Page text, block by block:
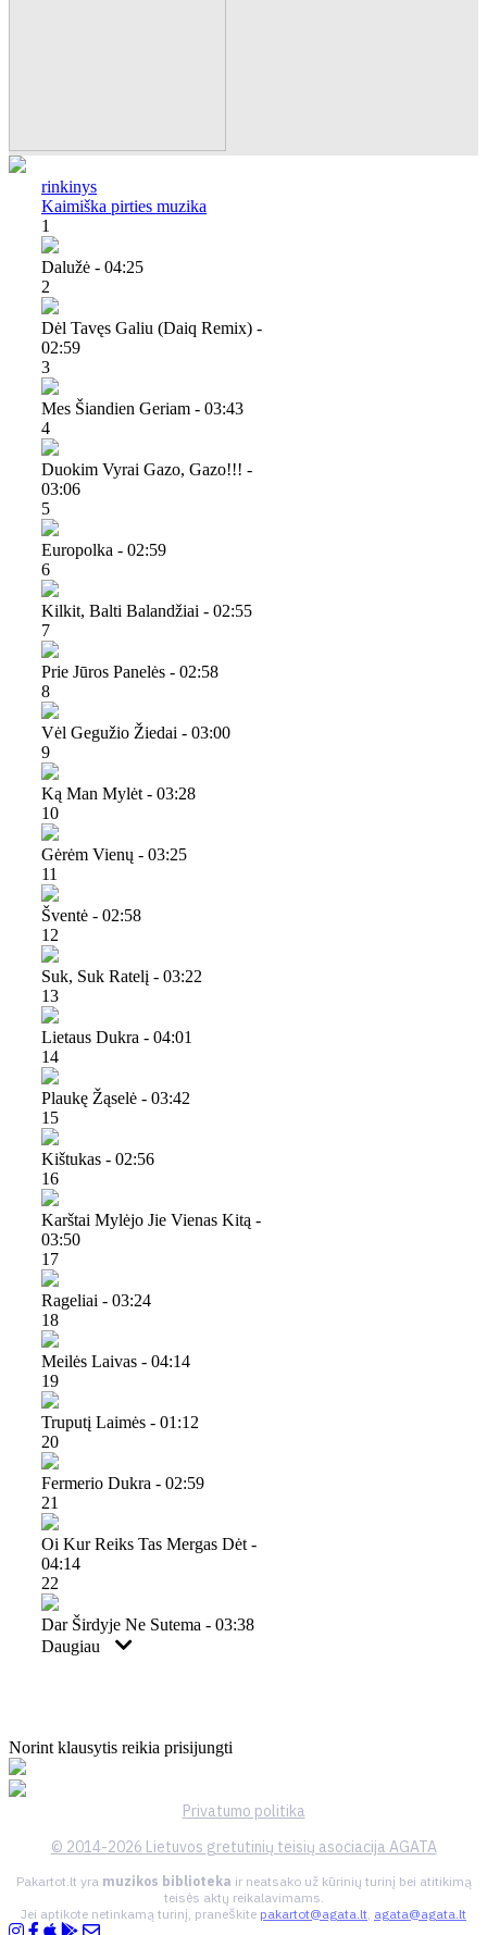
rinkinys
Kaimiška pirties muzika
1
Dalužė - 04:25
2
Dėl Tavęs Galiu (daiq Remix) -
02:59
3
Mes Šiandien Geriam - 03:43
4
Duokim Vyrai Gazo, Gazo!!! -
03:06
5
Europolka - 02:59
6
Kilkit, Balti Balandžiai - 02:55
7
Prie Jūros Panelės - 02:58
8
Vėl Gegužio Žiedai - 03:00
9
Ką Man Mylėt - 03:28
10
Gėrėm Vienų - 03:25
11
Šventė - 02:58
12
Suk, Suk Ratelį - 03:22
13
Lietaus Dukra - 04:01
14
Plaukę Žąselė - 03:42
15
Kištukas - 02:56
16
Karštai Mylėjo Jie Vienas Kitą -
03:50
17
Rageliai - 03:24
18
Meilės Laivas - 04:14
19
Truputį Laimės - 01:12
20
Fermerio Dukra - 02:59
21
Oi Kur Reiks Tas Mergas Dėt -
04:14
22
Dar Širdyje Ne Sutema - 03:38
Daugiau
Norint klausytis reikia prisijungti
Privatumo politika
© 2014-2026 Lietuvos gretutinių teisių asociacija AGATA
Pakartot.lt yra muzikos biblioteka ir neatsako už kūrinių turinį bei atitikimą
teisės aktų reikalavimams.
Jei aptikote netinkamą turinį, praneškite pakartot@agata.lt agata@agata.lt